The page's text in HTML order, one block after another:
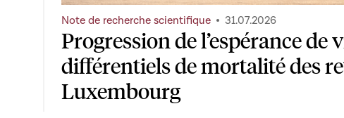
Progression de l’espérance de
différentiels de mortalité des
Luxembourg
Note de recherche scientifique 31.07.2026